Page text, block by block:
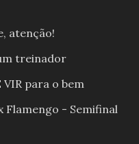
atenção!
treinador
VIR para o bem
Flamengo - Semifinal